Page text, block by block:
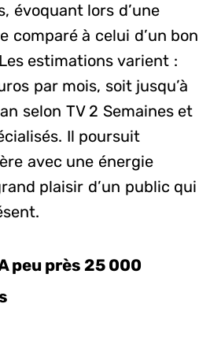
évoquant lors d’une
comparé à celui d’un bon
estimations varient :
par mois, soit jusqu’à
selon TV 2 Semaines et
Il poursuit
avec une énergie
plaisir d’un public qui
peu près 25 000